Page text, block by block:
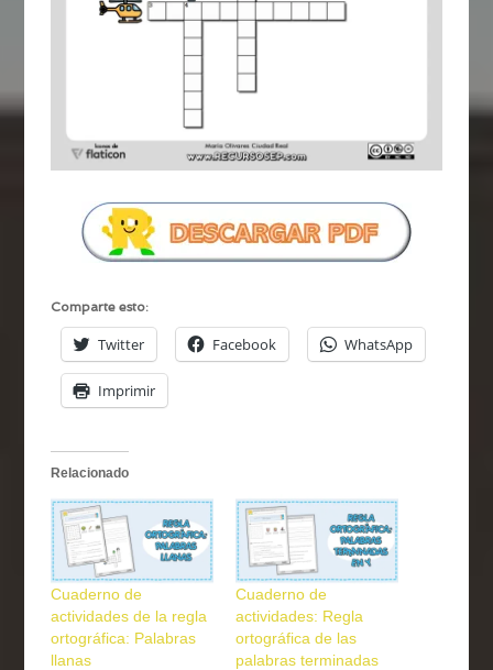
Comparte esto:
Twitter Facebook WhatsApp
Imprimir
Relacionado
Cuaderno de
actividades de la regla
ortográfica: Palabras
llanas
Cuaderno de
actividades: Regla
ortográfica de las
palabras terminadas